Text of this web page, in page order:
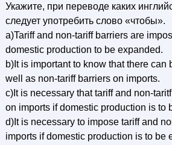
Укажите, при переводе каких
следует употребить слово «чтобы».
a)Tariff and non-tariff barriers are
domestic production to be expanded.
b)It is important to know that there can
well as non-tariff barriers on imports.
c)It is necessary that tariff and non-
on imports if domestic production is to
d)It is necessary to impose tariff and
imports if domestic production is to be